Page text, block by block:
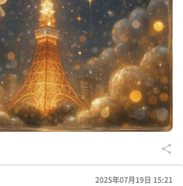
2025年07月19日 15:21